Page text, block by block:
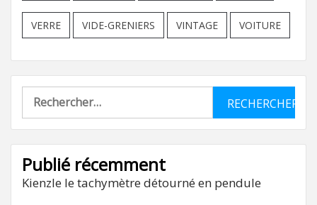
VERRE VIDE-GRENIERS VINTAGE VOITURE
Rechercher :
Publié récemment
Kienzle le tachymètre détourné en pendule